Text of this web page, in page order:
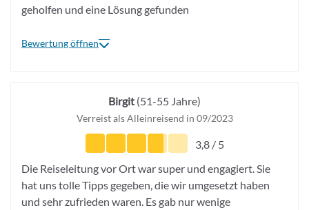
geholfen und eine Lösung gefunden
Bewertung öffnen
Birgit (51-55 Jahre)
Verreist als Alleinreisend in 09/2023
3,8 / 5
Die Reiseleitung vor Ort war super und engagiert. Sie
hat uns tolle Tipps gegeben, die wir umgesetzt haben
und sehr zufrieden waren. Es gab nur wenige